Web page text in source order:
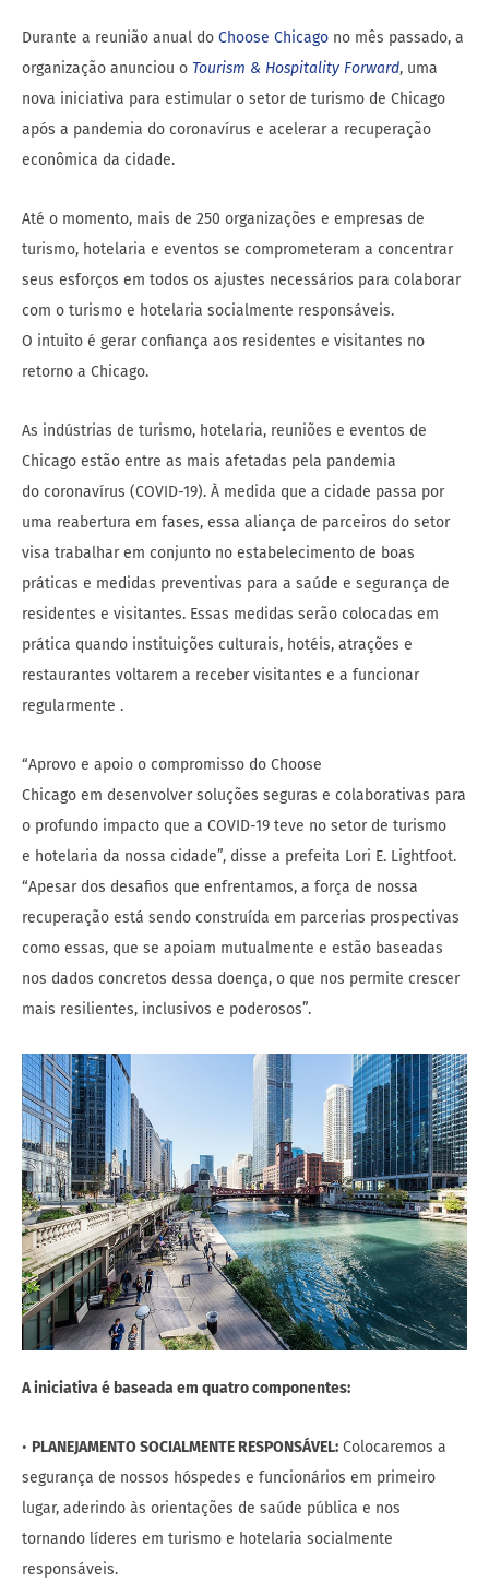
Durante a reunião anual do Choose Chicago no mês passado, a
organização anunciou o Tourism & Hospitality Forward, uma
nova iniciativa para estimular o setor de turismo de Chicago
após a pandemia do coronavírus e acelerar a recuperação
econômica da cidade.
Até o momento, mais de 250 organizações e empresas de
turismo, hotelaria e eventos se comprometeram a concentrar
seus esforços em todos os ajustes necessários para colaborar
com o turismo e hotelaria socialmente responsáveis.
O intuito é gerar confiança aos residentes e visitantes no
retorno a Chicago.
As indústrias de turismo, hotelaria, reuniões e eventos de
Chicago estão entre as mais afetadas pela pandemia
do coronavírus (COVID-19). À medida que a cidade passa por
uma reabertura em fases, essa aliança de parceiros do setor
visa trabalhar em conjunto no estabelecimento de boas
práticas e medidas preventivas para a saúde e segurança de
residentes e visitantes. Essas medidas serão colocadas em
prática quando instituições culturais, hotéis, atrações e
restaurantes voltarem a receber visitantes e a funcionar
regularmente .
“Aprovo e apoio o compromisso do Choose
Chicago em desenvolver soluções seguras e colaborativas para
o profundo impacto que a COVID-19 teve no setor de turismo
e hotelaria da nossa cidade”, disse a prefeita Lori E. Lightfoot.
“Apesar dos desafios que enfrentamos, a força de nossa
recuperação está sendo construída em parcerias prospectivas
como essas, que se apoiam mutualmente e estão baseadas
nos dados concretos dessa doença, o que nos permite crescer
mais resilientes, inclusivos e poderosos”.
A iniciativa é baseada em quatro componentes:
• PLANEJAMENTO SOCIALMENTE RESPONSÁVEL: Colocaremos a
segurança de nossos hóspedes e funcionários em primeiro
lugar, aderindo às orientações de saúde pública e nos
tornando líderes em turismo e hotelaria socialmente
responsáveis.